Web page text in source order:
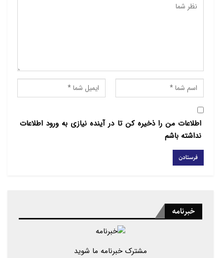
ندارد».
شهر شربروک بیش از 3500 نفر مسلمان دارد و جامعه
منبع : ایکنا
اطلاعات من را ذخیره کن تا در آینده نیازی به ورود اطلاعات
نداشته باشم
خبرنامه
مشترک خبرنامه ما شوید